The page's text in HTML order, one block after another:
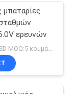
μπαταρίες
ερευνών